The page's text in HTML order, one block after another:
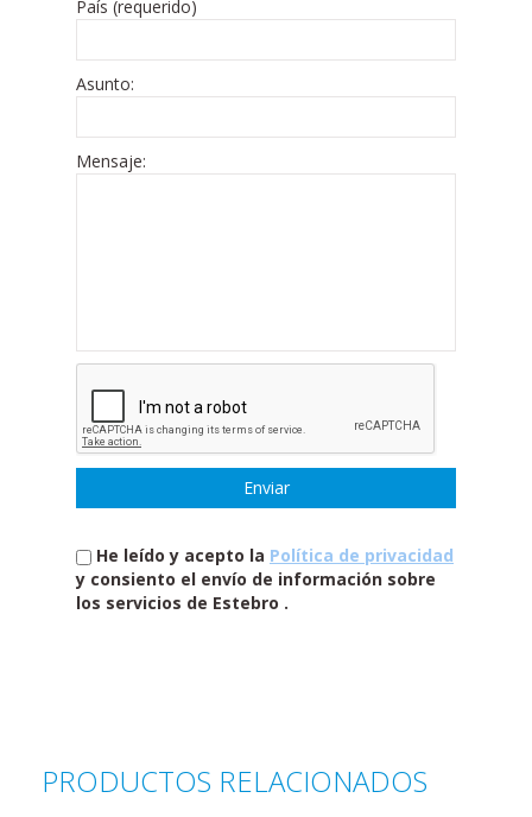
País (requerido)
Asunto:
Mensaje:
He leído y acepto la Política de privacidad
y consiento el envío de información sobre
los servicios de Estebro .
PRODUCTOS RELACIONADOS